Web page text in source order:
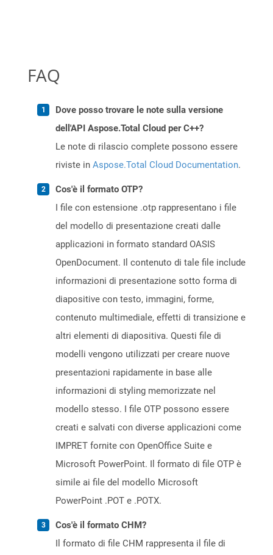
FAQ
Dove posso trovare le note sulla versione
dell'API Aspose.Total Cloud per C++?
Le note di rilascio complete possono essere
riviste in Aspose.Total Cloud Documentation.
Cos'è il formato OTP?
I file con estensione .otp rappresentano i file
del modello di presentazione creati dalle
applicazioni in formato standard OASIS
OpenDocument. Il contenuto di tale file include
informazioni di presentazione sotto forma di
diapositive con testo, immagini, forme,
contenuto multimediale, effetti di transizione e
altri elementi di diapositiva. Questi file di
modelli vengono utilizzati per creare nuove
presentazioni rapidamente in base alle
informazioni di styling memorizzate nel
modello stesso. I file OTP possono essere
creati e salvati con diverse applicazioni come
IMPRET fornite con OpenOffice Suite e
Microsoft PowerPoint. Il formato di file OTP è
simile ai file del modello Microsoft
PowerPoint .POT e .POTX.
Cos'è il formato CHM?
Il formato di file CHM rappresenta il file di